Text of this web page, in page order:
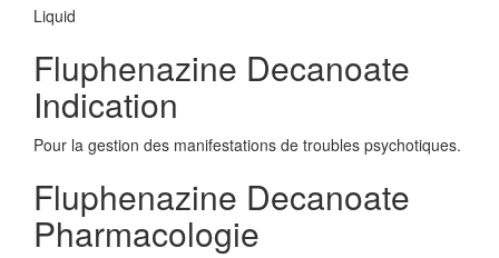
Liquid
Fluphenazine Decanoate
Indication
Pour la gestion des manifestations de troubles psychotiques.
Fluphenazine Decanoate
Pharmacologie